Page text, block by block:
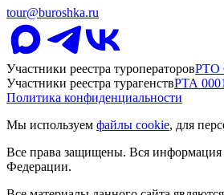
tour@buroshka.ru
Участники реестра туроператоровРТО
Участники реестра турагенствРТА
Политика конфиденциальности
Мы используем файлы cookie, для
Все права защищены. Вся информация
Федерации.